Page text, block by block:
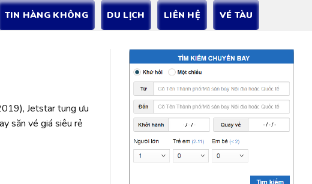
TIN HÀNG KHÔNG DU LỊCH LIÊN HỆ VÉ TÀU
Jetstar tung ưu
săn vé giá siêu rẻ